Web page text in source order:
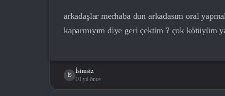
arkadaşlar merhaba dun arkadasım oral
kaparmıyım diye geri çektim ? çok kötüyüm
İS
İsimsiz
10 yıl önce